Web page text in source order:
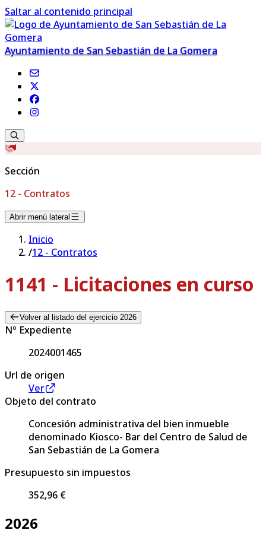
Saltar al contenido principal
Ayuntamiento de San Sebastián de La Gomera
Sección
12 - Contratos
Abrir menú lateral
Inicio
/12 - Contratos
1141 - Licitaciones en curso
Volver al listado del ejercicio 2026
Nº Expediente
2024001465
Url de origen
Ver
Objeto del contrato
Concesión administrativa del bien inmueble
denominado Kiosco- Bar del Centro de Salud de
San Sebastián de La Gomera
Presupuesto sin impuestos
352,96 €
2026